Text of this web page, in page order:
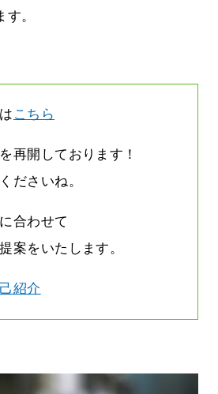
。
こちら
再開しております！
ださいね。
合わせて
案をいたします。
紹介